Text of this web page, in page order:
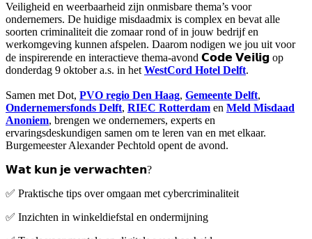
Veiligheid en weerbaarheid zijn onmisbare thema’s voor
ondernemers. De huidige misdaadmix is complex en bevat alle
soorten criminaliteit die zomaar rond of in jouw bedrijf en
werkomgeving kunnen afspelen. Daarom nodigen we jou uit voor
de inspirerende en interactieve thema-avond 𝗖𝗼𝗱𝗲 𝗩𝗲𝗶𝗹𝗶𝗴 op
donderdag 9 oktober a.s. in het WestCord Hotel Delft.
Samen met Dot, PVO regio Den Haag, Gemeente Delft,
Ondernemersfonds Delft, RIEC Rotterdam en Meld Misdaad
Anoniem, brengen we ondernemers, experts en
ervaringsdeskundigen samen om te leren van en met elkaar.
Burgemeester Alexander Pechtold opent de avond.
𝗪𝗮𝘁 𝗸𝘂𝗻 𝗷𝗲 𝘃𝗲𝗿𝘄𝗮𝗰𝗵𝘁𝗲𝗻?
✅ Praktische tips over omgaan met cybercriminaliteit
✅ Inzichten in winkeldiefstal en ondermijning